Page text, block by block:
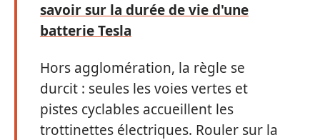
savoir sur la durée de vie d'une
batterie Tesla
Hors agglomération, la règle se
durcit : seules les voies vertes et
pistes cyclables accueillent les
trottinettes électriques. Rouler sur la